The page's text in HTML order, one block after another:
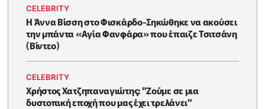
CELEBRITY
Η Άννα Βίσση στο Φισκάρδο-Σηκώθηκε να ακούσει
την μπάντα «Αγία Φανφάρα» που έπαιζε Τσιτσάνη
(Βίντεο)
CELEBRITY
Χρήστος Χατζηπαναγιώτης: "Ζούμε σε μια
δυστοπική εποχή που μας έχει τρελάνει"